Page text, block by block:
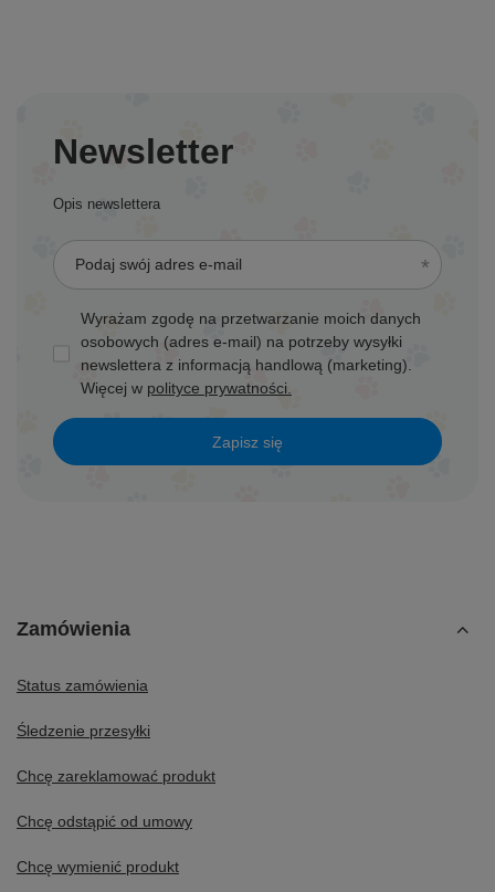
Newsletter
Opis newslettera
Podaj swój adres e-mail
Wyrażam zgodę na przetwarzanie moich danych
osobowych (adres e-mail) na potrzeby wysyłki
newslettera z informacją handlową (marketing).
Więcej w polityce prywatności.
Zapisz się
Zamówienia
Status zamówienia
Śledzenie przesyłki
Chcę zareklamować produkt
Chcę odstąpić od umowy
Chcę wymienić produkt